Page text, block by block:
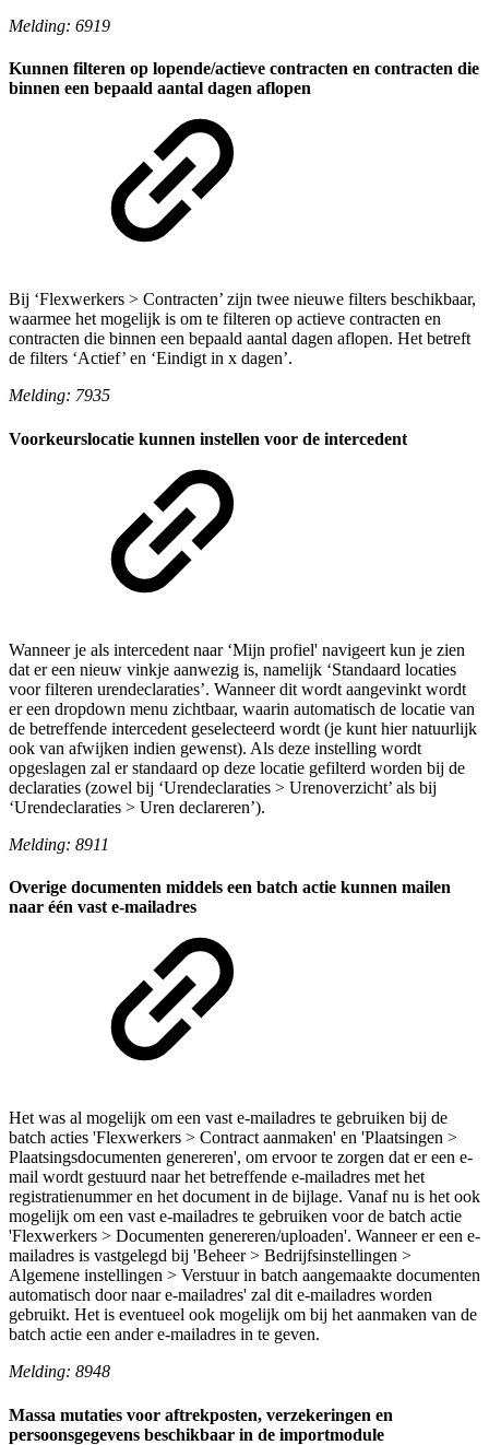
Melding: 6919
Kunnen filteren op lopende/actieve contracten en contracten die
binnen een bepaald aantal dagen aflopen
Bij ‘Flexwerkers > Contracten’ zijn twee nieuwe filters beschikbaar,
waarmee het mogelijk is om te filteren op actieve contracten en
contracten die binnen een bepaald aantal dagen aflopen. Het betreft
de filters ‘Actief’ en ‘Eindigt in x dagen’.
Melding: 7935
Voorkeurslocatie kunnen instellen voor de intercedent
Wanneer je als intercedent naar ‘Mijn profiel' navigeert kun je zien
dat er een nieuw vinkje aanwezig is, namelijk ‘Standaard locaties
voor filteren urendeclaraties’. Wanneer dit wordt aangevinkt wordt
er een dropdown menu zichtbaar, waarin automatisch de locatie van
de betreffende intercedent geselecteerd wordt (je kunt hier natuurlijk
ook van afwijken indien gewenst). Als deze instelling wordt
opgeslagen zal er standaard op deze locatie gefilterd worden bij de
declaraties (zowel bij ‘Urendeclaraties > Urenoverzicht’ als bij
‘Urendeclaraties > Uren declareren’).
Melding: 8911
Overige documenten middels een batch actie kunnen mailen
naar één vast e-mailadres
Het was al mogelijk om een vast e-mailadres te gebruiken bij de
batch acties 'Flexwerkers > Contract aanmaken' en 'Plaatsingen >
Plaatsingsdocumenten genereren', om ervoor te zorgen dat er een e-
mail wordt gestuurd naar het betreffende e-mailadres met het
registratienummer en het document in de bijlage. Vanaf nu is het ook
mogelijk om een vast e-mailadres te gebruiken voor de batch actie
'Flexwerkers > Documenten genereren/uploaden'. Wanneer er een e-
mailadres is vastgelegd bij 'Beheer > Bedrijfsinstellingen >
Algemene instellingen > Verstuur in batch aangemaakte documenten
automatisch door naar e-mailadres' zal dit e-mailadres worden
gebruikt. Het is eventueel ook mogelijk om bij het aanmaken van de
batch actie een ander e-mailadres in te geven.
Melding: 8948
Massa mutaties voor aftrekposten, verzekeringen en
persoonsgegevens beschikbaar in de importmodule